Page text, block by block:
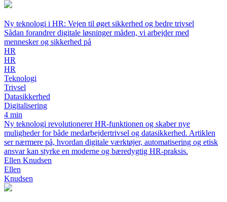
Ny teknologi i HR: Vejen til øget sikkerhed og bedre trivsel
Sådan forandrer digitale løsninger måden, vi arbejder med
mennesker og sikkerhed på
HR
HR
HR
Teknologi
Trivsel
Datasikkerhed
Digitalisering
4 min
Ny teknologi revolutionerer HR-funktionen og skaber nye
muligheder for både medarbejdertrivsel og datasikkerhed. Artiklen
ser nærmere på, hvordan digitale værktøjer, automatisering og etisk
ansvar kan styrke en moderne og bæredygtig HR-praksis.
Ellen Knudsen
Ellen
Knudsen